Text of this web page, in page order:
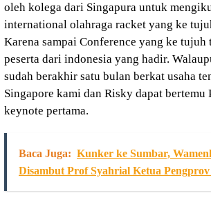
oleh kolega dari Singapura untuk
international olahraga racket yang ke
Karena sampai Conference yang ke tujuh
peserta dari indonesia yang hadir.
sudah berakhir satu bulan berkat usaha
Singapore kami dan Risky dapat bertemu
keynote pertama.
Baca Juga: Kunker ke Sumbar,
Disambut Prof Syahrial Ketua